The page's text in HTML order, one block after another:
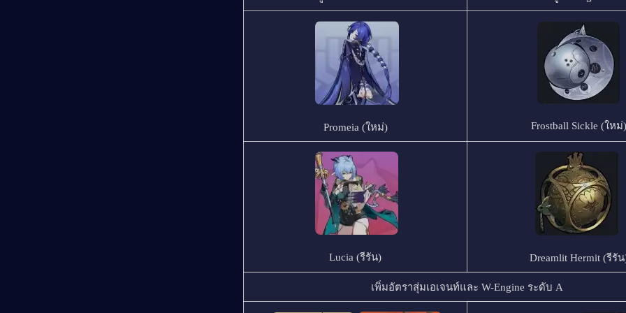
Promeia (ใหม่) Frostball Sickle (ใหม่)
Lucia (รีรัน) Dreamlit Hermit (รีรัน
เพิ่มอัตราสุ่มเอเจนท์และ W-Engine ระดับ A